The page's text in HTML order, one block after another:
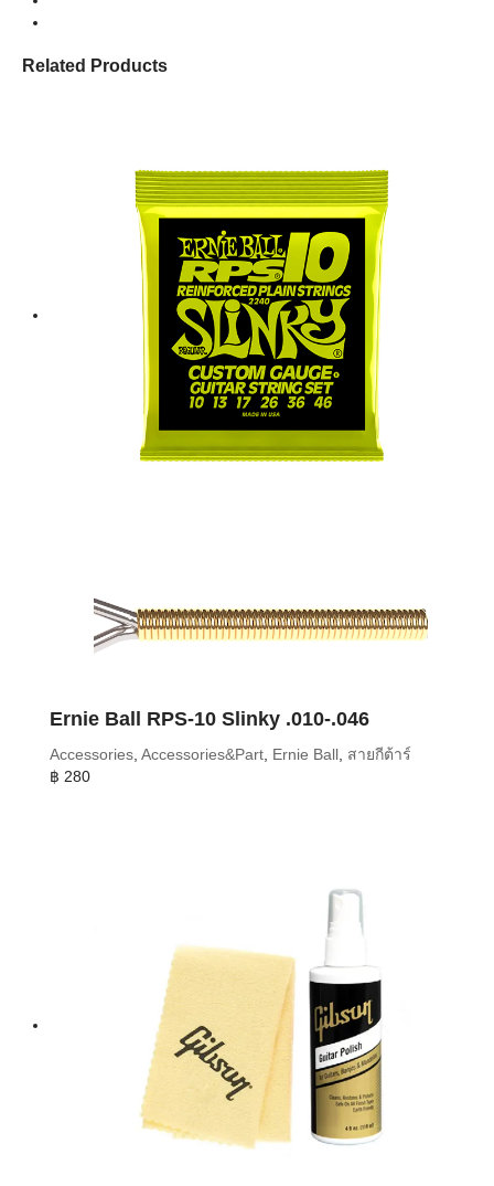
Related Products
Ernie Ball RPS-10 Slinky .010-.046
Accessories, Accessories&Part, Ernie Ball, สายกีต้าร์
฿ 280